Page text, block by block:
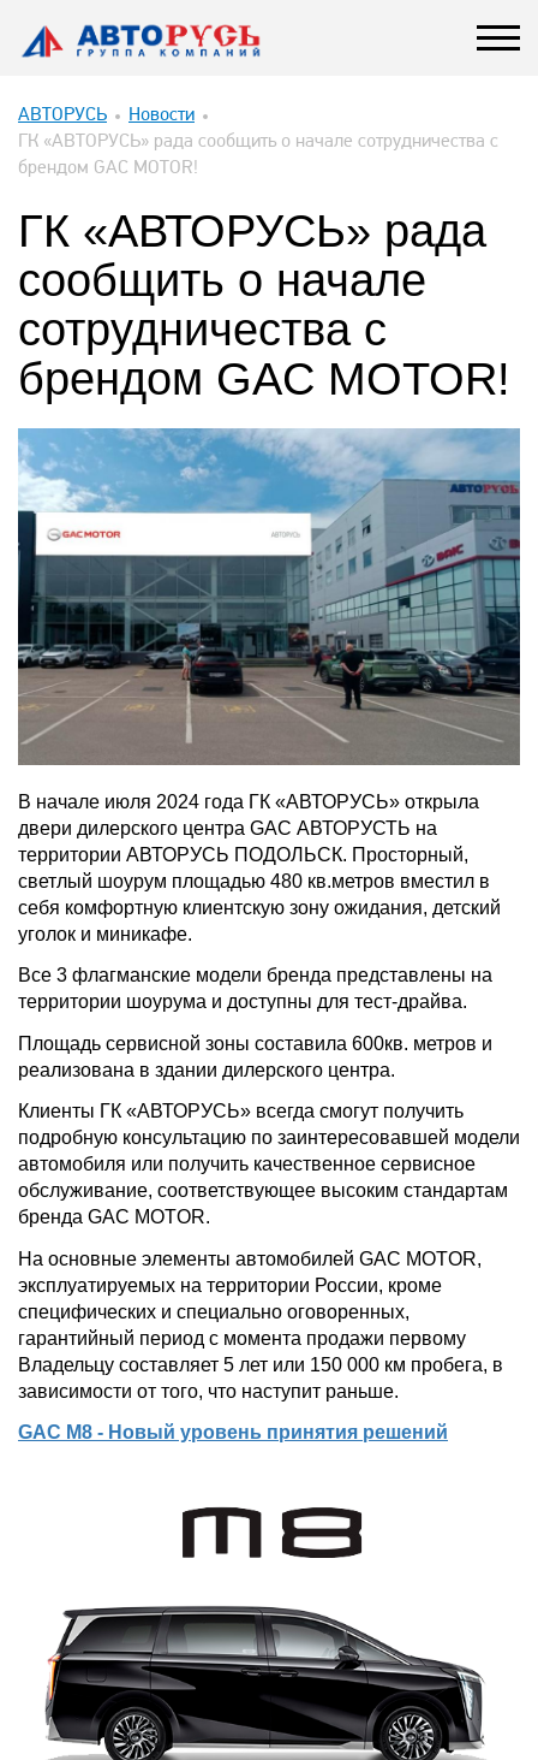
АВТОРУСЬ
Новости
ГК «АВТОРУСЬ» рада сообщить о начале сотрудничества с
брендом GAC MOTOR!
ГК «АВТОРУСЬ» рада
сообщить о начале
сотрудничества с
брендом GAC MOTOR!
В начале июля 2024 года ГК «АВТОРУСЬ» открыла
двери дилерского центра GAC АВТОРУСТЬ на
территории АВТОРУСЬ ПОДОЛЬСК. Просторный,
светлый шоурум площадью 480 кв.метров вместил в
себя комфортную клиентскую зону ожидания, детский
уголок и миникафе.
Все 3 флагманские модели бренда представлены на
территории шоурума и доступны для тест-драйва.
Площадь сервисной зоны составила 600кв. метров и
реализована в здании дилерского центра.
Клиенты ГК «АВТОРУСЬ» всегда смогут получить
подробную консультацию по заинтересовавшей модели
автомобиля или получить качественное сервисное
обслуживание, соответствующее высоким стандартам
бренда GAC MOTOR.
На основные элементы автомобилей GAC MOTOR,
эксплуатируемых на территории России, кроме
специфических и специально оговоренных,
гарантийный период с момента продажи первому
Владельцу составляет 5 лет или 150 000 км пробега, в
зависимости от того, что наступит раньше.
GAC M8 - Новый уровень принятия решений